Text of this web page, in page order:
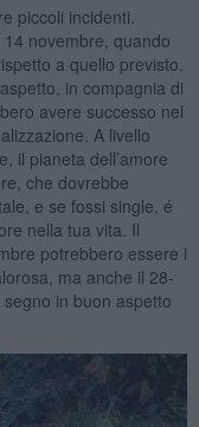
piccoli incidenti.
novembre, quando
a quello previsto.
in compagnia di
avere successo nel
A livello
il pianeta dell’amore
che dovrebbe
e se fossi single, é
nella tua vita. Il
potrebbero essere i
ma anche il 28-
in buon aspetto